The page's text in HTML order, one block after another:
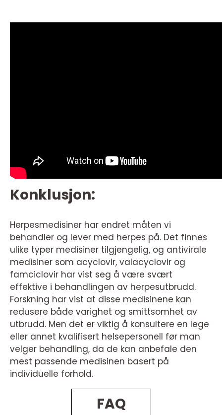
Konklusjon:
Herpesmedisiner har endret måten vi
behandler og lever med herpes på. Det finnes
ulike typer medisiner tilgjengelig, og antivirale
medisiner som acyclovir, valacyclovir og
famciclovir har vist seg å være svært
effektive i behandlingen av herpesutbrudd.
Forskning har vist at disse medisinene kan
redusere både varighet og smittsomhet av
utbrudd. Men det er viktig å konsultere en lege
eller annet kvalifisert helsepersonell før man
velger behandling, da de kan anbefale den
mest passende medisinen basert på
individuelle forhold.
FAQ